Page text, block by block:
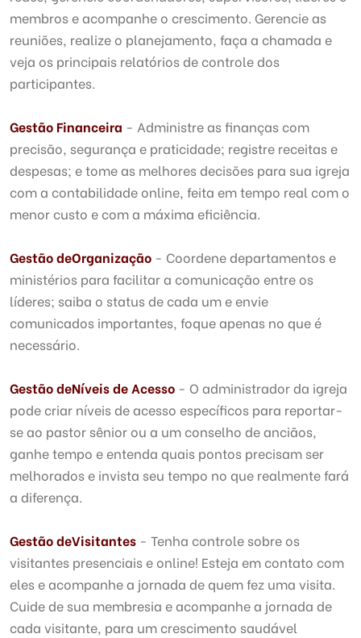
membros e acompanhe o crescimento. Gerencie as
reuniões, realize o planejamento, faça a chamada e
veja os principais relatórios de controle dos
participantes.
Gestão Financeira - Administre as finanças com
precisão, segurança e praticidade; registre receitas e
despesas; e tome as melhores decisões para sua igreja
com a contabilidade online, feita em tempo real com o
menor custo e com a máxima eficiência.
Gestão deOrganização - Coordene departamentos e
ministérios para facilitar a comunicação entre os
líderes; saiba o status de cada um e envie
comunicados importantes, foque apenas no que é
necessário.
Gestão deNíveis de Acesso - O administrador da igreja
pode criar níveis de acesso específicos para reportar-
se ao pastor sênior ou a um conselho de anciãos,
ganhe tempo e entenda quais pontos precisam ser
melhorados e invista seu tempo no que realmente fará
a diferença.
Gestão deVisitantes - Tenha controle sobre os
visitantes presenciais e online! Esteja em contato com
eles e acompanhe a jornada de quem fez uma visita.
Cuide de sua membresia e acompanhe a jornada de
cada visitante, para um crescimento saudável